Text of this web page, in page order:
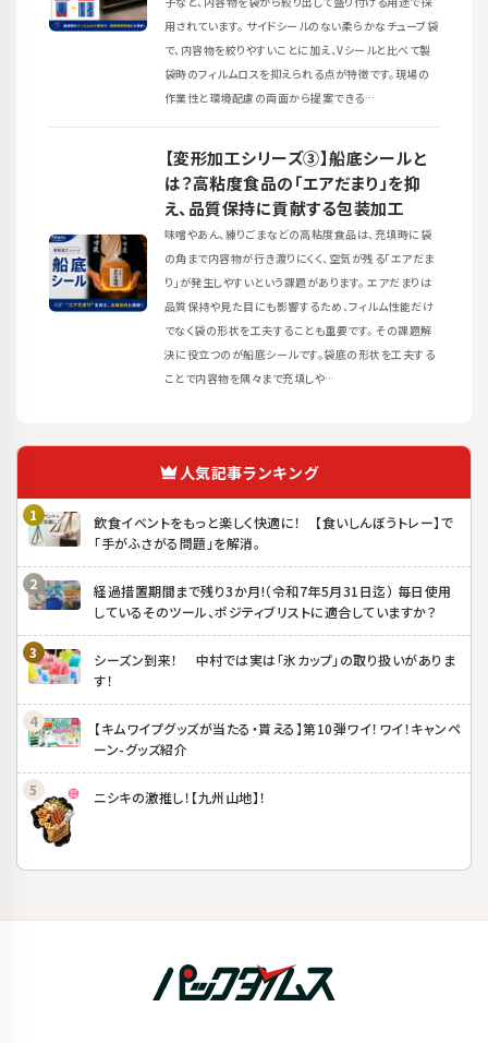
用されています。 サイドシールのない柔らかなチューブ袋
で、内容物を絞りやすいことに加え、Vシールと比べて製
袋時のフィルムロスを抑えられる点が特徴です。現場の
作業性と環境配慮の両面から提案できる…
【変形加工シリーズ③】船底シールと
は？高粘度食品の「エアだまり」を抑
え、品質保持に貢献する包装加工
味噌やあん、練りごまなどの高粘度食品は、充填時に袋
の角まで内容物が行き渡りにくく、空気が残る「エアだま
り」が発生しやすいという課題があります。 エアだまりは
品質保持や見た目にも影響するため、フィルム性能だけ
でなく袋の形状を工夫することも重要です。 その課題解
決に役立つのが船底シールです。袋底の形状を工夫する
ことで内容物を隅々まで充填しや…
人気記事ランキング
飲食イベントをもっと楽しく快適に！ 【食いしんぼうトレー】で
「手がふさがる問題」を解消。
経過措置期間まで残り3か月!（令和7年5月31日迄） 毎日使用
しているそのツール、ポジティブリストに適合していますか？
シーズン到来！ 中村では実は「氷カップ」の取り扱いがありま
す！
【キムワイプグッズが当たる・貰える】第10弾ワイ！ワイ！キャンペ
ーン-グッズ紹介
ニシキの激推し！【九州山地】！